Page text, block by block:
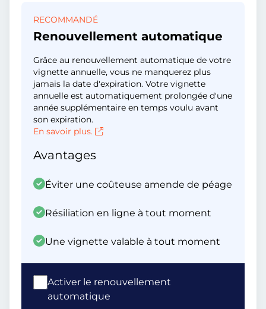
RECOMMANDÉ
Renouvellement automatique
Grâce au renouvellement automatique de votre
vignette annuelle, vous ne manquerez plus
jamais la date d'expiration. Votre vignette
annuelle est automatiquement prolongée d'une
année supplémentaire en temps voulu avant
son expiration.
En savoir plus.
Avantages
Éviter une coûteuse amende de péage
Résiliation en ligne à tout moment
Une vignette valable à tout moment
Activer le renouvellement
automatique